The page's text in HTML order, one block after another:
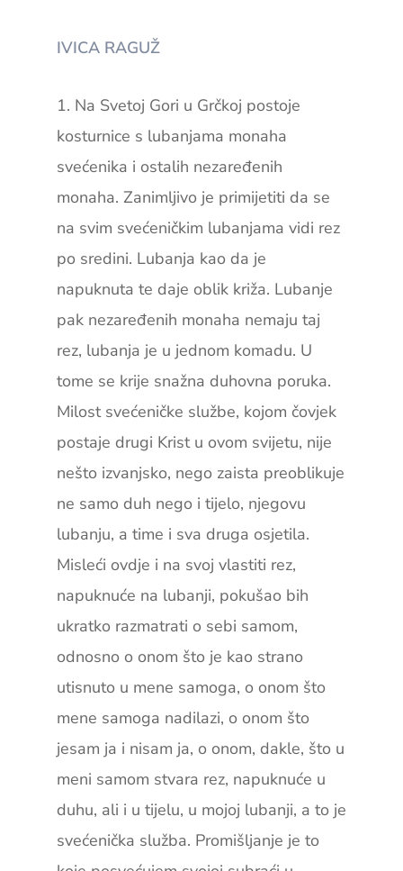
IVICA RAGUŽ
1. Na Svetoj Gori u Grčkoj postoje
kosturnice s lubanjama monaha
svećenika i ostalih nezaređenih
monaha. Zanimljivo je primijetiti da se
na svim svećeničkim lubanjama vidi rez
po sredini. Lubanja kao da je
napuknuta te daje oblik križa. Lubanje
pak nezaređenih monaha nemaju taj
rez, lubanja je u jednom komadu. U
tome se krije snažna duhovna poruka.
Milost svećeničke službe, kojom čovjek
postaje drugi Krist u ovom svijetu, nije
nešto izvanjsko, nego zaista preoblikuje
ne samo duh nego i tijelo, njegovu
lubanju, a time i sva druga osjetila.
Misleći ovdje i na svoj vlastiti rez,
napuknuće na lubanji, pokušao bih
ukratko razmatrati o sebi samom,
odnosno o onom što je kao strano
utisnuto u mene samoga, o onom što
mene samoga nadilazi, o onom što
jesam ja i nisam ja, o onom, dakle, što u
meni samom stvara rez, napuknuće u
duhu, ali i u tijelu, u mojoj lubanji, a to je
svećenička služba. Promišljanje je to